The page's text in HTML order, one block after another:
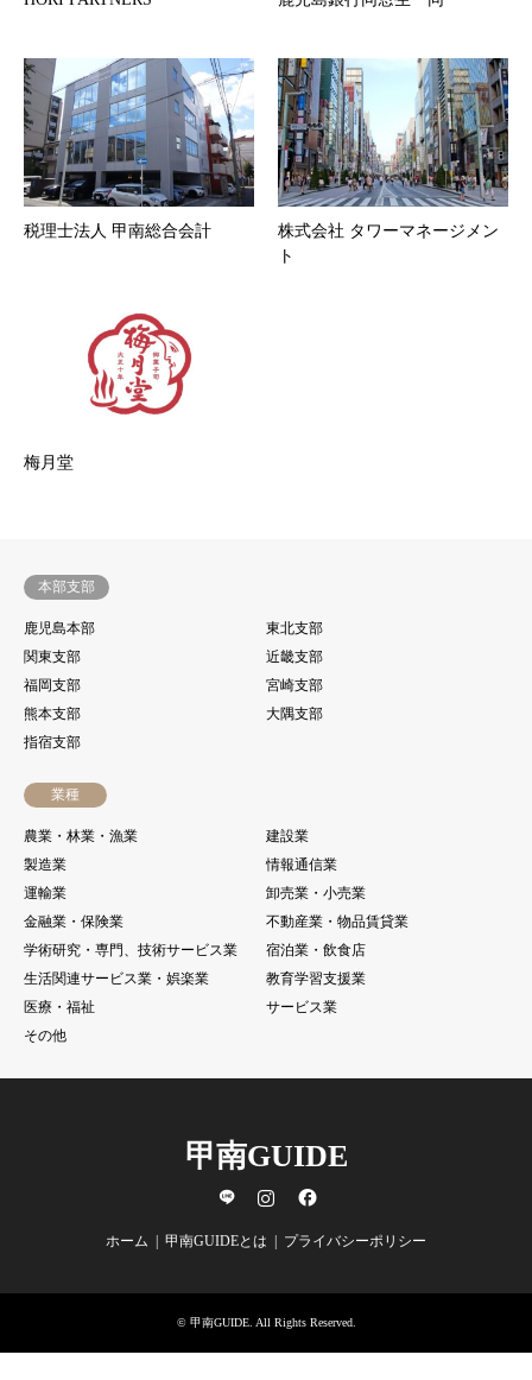
税理士法人 甲南総合会計
株式会社 タワーマネージメン
ト
梅月堂
本部支部
鹿児島本部
東北支部
関東支部
近畿支部
福岡支部
宮崎支部
熊本支部
大隅支部
指宿支部
業種
農業・林業・漁業
建設業
製造業
情報通信業
運輸業
卸売業・小売業
金融業・保険業
不動産業・物品賃貸業
学術研究・専門、技術サービス業
宿泊業・飲食店
生活関連サービス業・娯楽業
教育学習支援業
医療・福祉
サービス業
その他
甲南GUIDE
ホーム 甲南GUIDEとは プライバシーポリシー
© 甲南GUIDE. All Rights Reserved.